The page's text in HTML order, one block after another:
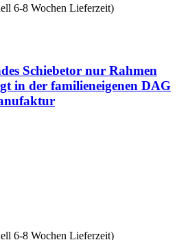
6-8 Wochen Lieferzeit)
Schiebetor nur Rahmen
in der familieneigenen DAG
6-8 Wochen Lieferzeit)